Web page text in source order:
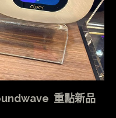
重點新品